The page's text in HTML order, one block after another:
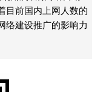
目前国内上网人数的
络建设推广的影响力